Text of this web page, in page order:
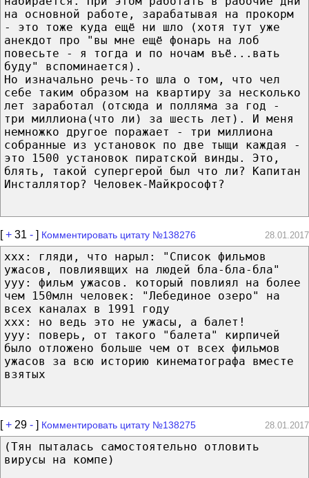
на основной работе, зарабатывая на прокорм
- это тоже куда ещё ни шло (хотя тут уже
анекдот про "вы мне ещё фонарь на лоб
повесьте - я тогда и по ночам въё...вать
буду" вспоминается).
Но изначально речь-то шла о том, что чел
себе таким образом на квартиру за несколько
лет заработал (отсюда и полляма за год -
три миллиона(что ли) за шесть лет). И меня
немножко другое поражает - три миллиона
собранные из установок по две тыщи каждая -
это 1500 установок пиратской винды. Это,
блять, такой супергерой был что ли? Капитан
Инсталлятор? Человек-Майкрософт?
[+ 31 - ] Комментировать цитату №138276 28.01.2017
ххх: гляди, что нарыл: "Список фильмов
ужасов, повлиявщих на людей бла-бла-бла"
ууу: фильм ужасов. который повлиял на более
чем 150млн человек: "Лебединое озеро" на
всех каналах в 1991 году
ххх: но ведь это не ужасы, а балет!
ууу: поверь, от такого "балета" кирпичей
было отложено больше чем от всех фильмов
ужасов за всю историю кинематографа вместе
взятых
[+ 29 - ] Комментировать цитату №138275 28.01.2017
(Тян пыталась самостоятельно отловить
вирусы на компе)